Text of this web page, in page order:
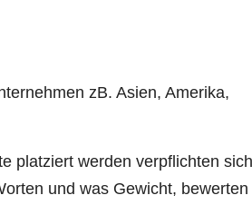
zB. Asien, Amerika,
platziert werden verpflichten
und was Gewicht, bewerten